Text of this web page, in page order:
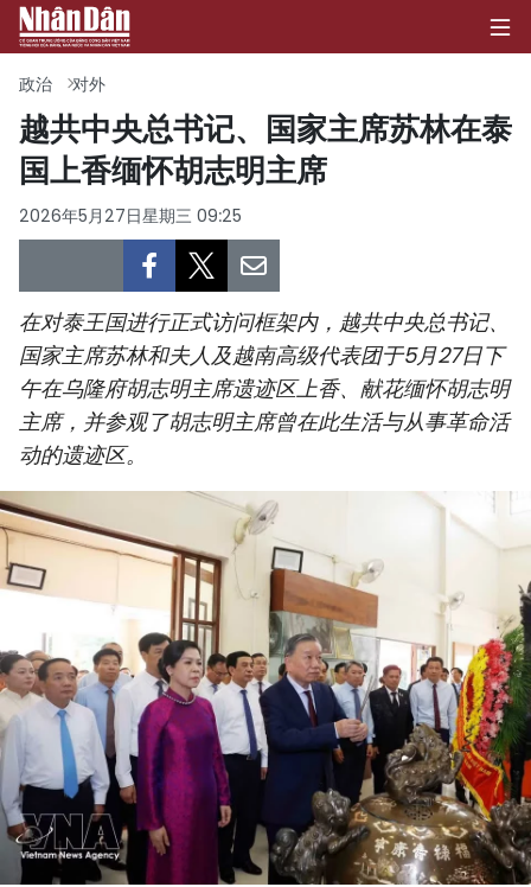
首页
政治
经济
社会
环保
体育
国际
旅游
友谊桥梁
史海
多功能媒体
图表新闻
政治 对外
越共中央总书记、国家主席苏林在泰
国上香缅怀胡志明主席
2026年5月27日星期三 09:25
在对泰王国进行正式访问框架内，越共中央总书记、
国家主席苏林和夫人及越南高级代表团于5月27日下
午在乌隆府胡志明主席遗迹区上香、献花缅怀胡志明
主席，并参观了胡志明主席曾在此生活与从事革命活
动的遗迹区。